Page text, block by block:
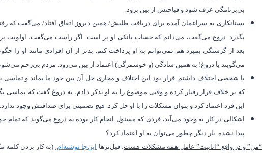
بی‌برنامگی عرف شود و قباحتش از بین برود.
بستانکاری به سراغمان آمده‌ برای دریافت طلبش/ همین دیروز اتفاق افتاد/ می‌گفت
بگذرد. دروغ می‌گفت، می‌دانم که حساب بانکی او پر است. اگر راست می‌گفت، اولویت
بعد از گرسنگی بمیرد هم نمی‌توانم به او پرداخت کنم. بدتر از آن افرادی مانند او را
می‌گویند یا دروغ! به همین سادگی (و خوشمزگی) اعتماد از بین می‌رود. مردم بی‌رحم
با شخصی اختلاف داشتم. قرار بود این اختلاف و مجاری حل آن بین خود ما بماند و تماسی
که بر خلاف قرار رفتار کرده و وقتی موضوع را به او تذکر دادم، به دروغ گفت که
این فرد اعتماد کرد و بتوان مشکلات را با او حل کرد. هیچ تضمینی برای صداقتش وجود ندارد.
اشکالی در کار به وجود می‌آید، فردی که مسئول انجام کار بوده به دروغ می‌گوید که تمام
پیدا نشده. بار دیگر چطور می‌توان به او اعتماد کرد؟
“من” و در واقع “انانیت” عامل همه مشکلات هست: قبل‌ترها این‌جا نوشته‌ام. (به کار بردن کلمه